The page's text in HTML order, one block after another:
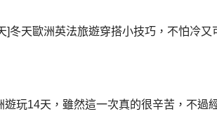
]冬天歐洲英法旅遊穿搭小技巧，不怕冷又
玩14天，雖然這一次真的很辛苦，不過